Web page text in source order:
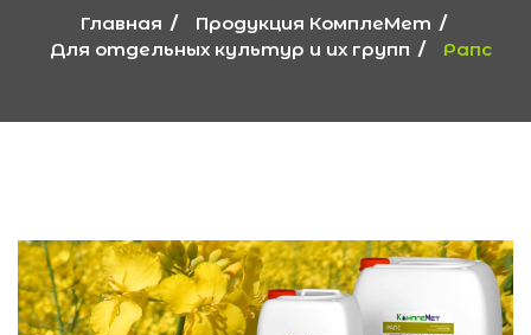
Главная
Продукция КомплеМет
Для отдельных культур и их групп
Рапс